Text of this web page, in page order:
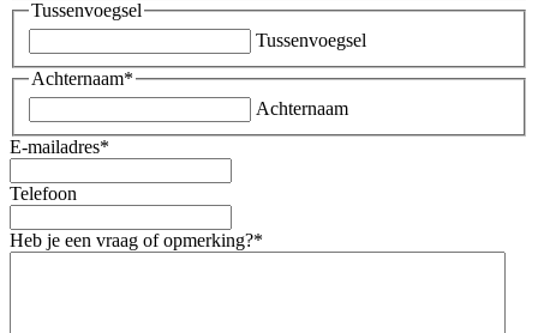
Tussenvoegsel
Tussenvoegsel
Achternaam*
Achternaam
E-mailadres*
Telefoon
Heb je een vraag of opmerking?*